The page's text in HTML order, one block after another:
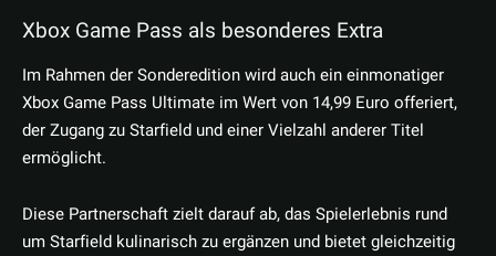
Xbox Game Pass als besonderes Extra
Im Rahmen der Sonderedition wird auch ein einmonatiger
Xbox Game Pass Ultimate im Wert von 14,99 Euro offeriert,
der Zugang zu Starfield und einer Vielzahl anderer Titel
ermöglicht.
Diese Partnerschaft zielt darauf ab, das Spielerlebnis rund
um Starfield kulinarisch zu ergänzen und bietet gleichzeitig